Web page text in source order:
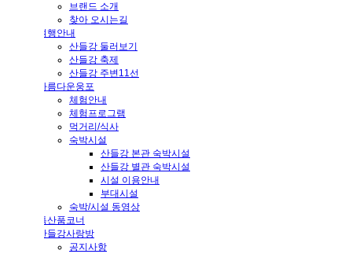
브랜드 소개
찾아 오시는길
여행안내
산들강 둘러보기
산들강 축제
산들강 주변11선
아름다운웅포
체험안내
체험프로그램
먹거리/식사
숙박시설
산들강 본관 숙박시설
산들강 별관 숙박시설
시설 이용안내
부대시설
숙박/시설 동영상
특산품코너
산들강사랑방
공지사항